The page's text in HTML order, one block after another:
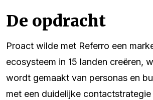
De opdracht
Proact wilde met Referro een
ecosysteem in 15 landen creëren,
wordt gemaakt van personas en
met een duidelijke